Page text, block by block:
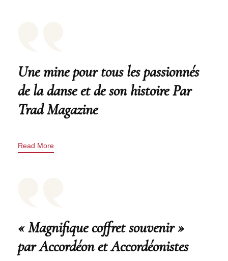
Une mine pour tous les passionnés
de la danse et de son histoire Par
Trad Magazine
Read More
« Magnifique coffret souvenir »
par Accordéon et Accordéonistes